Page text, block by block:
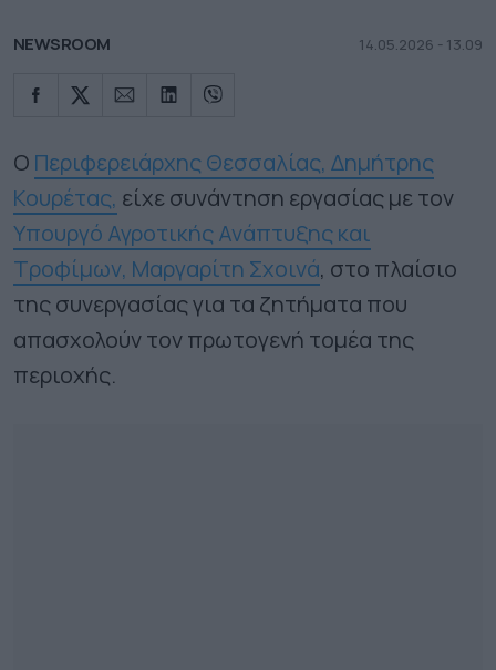
NEWSROOM 14.05.2026 - 13.09
Ο Περιφερειάρχης Θεσσαλίας, Δημήτρης
Κουρέτας, είχε συνάντηση εργασίας με τον
Υπουργό Αγροτικής Ανάπτυξης και
Τροφίμων, Μαργαρίτη Σχοινά, στο πλαίσιο
της συνεργασίας για τα ζητήματα που
απασχολούν τον πρωτογενή τομέα της
περιοχής.